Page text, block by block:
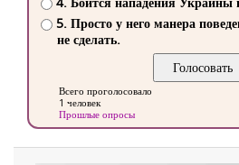
5. Просто у него манера
не сделать.
Всего проголосовало
1 человек
Прошлые опросы